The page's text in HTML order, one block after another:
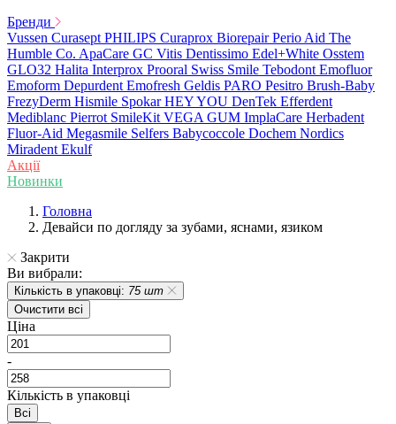
Бренди
Vussen Curasept PHILIPS Curaprox Biorepair Perio Aid The
Humble Co. ApaCare GC Vitis Dentissimo Edel+White Osstem
GLO32 Halita Interprox Prooral Swiss Smile Tebodont Emofluor
Emoform Depurdent Emofresh Geldis PARO Pesitro Brush-Baby
FrezyDerm Hismile Spokar HEY YOU DenTek Efferdent
Mediblanc Pierrot SmileKit VEGA GUM ImplaCare Herbadent
Fluor-Aid Megasmile Selfers Babycoccole Dochem Nordics
Miradent Ekulf
Акції
Новинки
Головна
Девайси по догляду за зубами, яснами, язиком
Закрити
Ви вибрали:
Кількість в упаковці: 75 шт
Очистити всі
Ціна
-
Кількість в упаковці
Всі